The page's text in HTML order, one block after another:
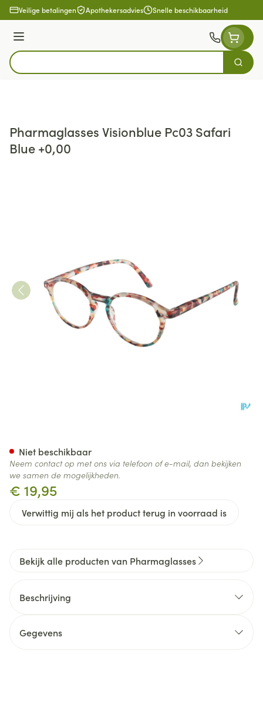
Ga naar de inhoud
Veilige betalingen Apothekersadvies Snelle beschikbaarheid
Menu
Product, merk, categorie...
Zoek
Pharmaglasses Visionblue Pc03 Safari
Blue +0,00
€ 19,95
Verwittig mij als het product terug in voorraad is
Niet beschikbaar
Neem contact op met ons via telefoon of e-mail, dan bekijken
we samen de mogelijkheden.
Bekijk alle producten van Pharmaglasses
Beschrijving
Gegevens